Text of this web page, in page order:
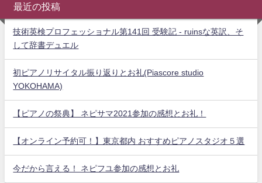
最近の投稿
技術英検プロフェッショナル第141回 受験記 - ruinsな英訳、そ
して辞書デュエル
初ピアノリサイタル振り返りとお礼(Piascore studio
YOKOHAMA)
【ピアノの祭典】 ネピサマ2021参加の感想とお礼！
【オンライン予約可！】東京都内 おすすめピアノスタジオ５選
今だから言える！ ネピフユ参加の感想とお礼